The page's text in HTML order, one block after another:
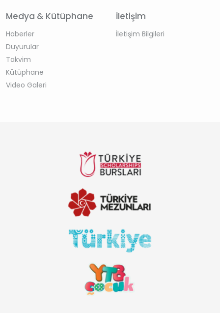
Medya & Kütüphane
Haberler
Duyurular
Takvim
Kütüphane
Video Galeri
İletişim
İletişim Bilgileri